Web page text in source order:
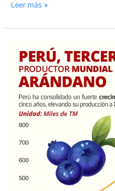
Leer más »
países
productores
arándanos
2020-
2024